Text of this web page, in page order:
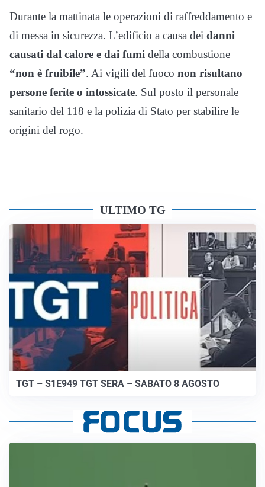
Durante la mattinata le operazioni di raffreddamento e
di messa in sicurezza. L’edificio a causa dei danni
causati dal calore e dai fumi della combustione
“non è fruibile”. Ai vigili del fuoco non risultano
persone ferite o intossicate. Sul posto il personale
sanitario del 118 e la polizia di Stato per stabilire le
origini del rogo.
ULTIMO TG
TGT – S1E949 TGT SERA – SABATO 8 AGOSTO